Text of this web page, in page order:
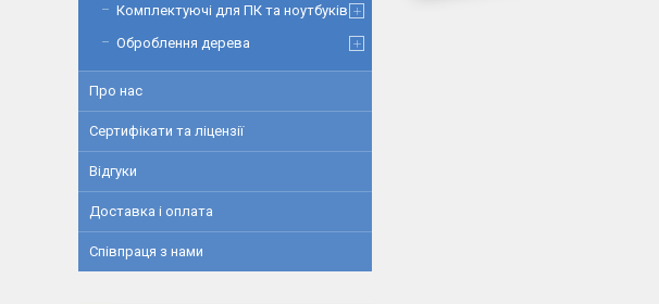
Комплектуючі для ПК та ноутбуків
Оброблення дерева
Про нас
Сертифікати та ліцензії
Відгуки
Доставка і оплата
Співпраця з нами